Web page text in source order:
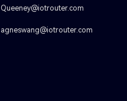
Queeney@iotrouter.com
agneswang@iotrouter.com